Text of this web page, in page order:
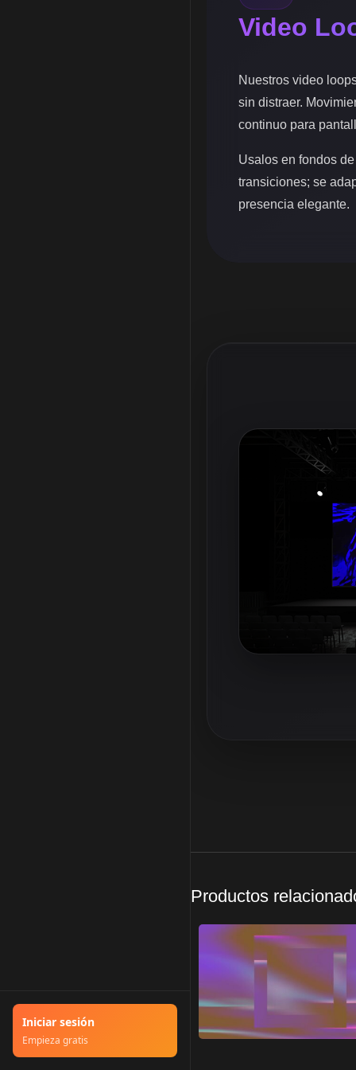
Iniciar sesión
Empieza gratis
Video
Nuestros video
sin distraer.
continuo para
Usalos en fondos
transiciones; se
presencia elegante.
Productos